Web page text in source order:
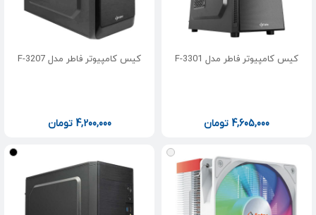
کیس کامپیوتر فاطر مدل F-3301
4,605,000 تومان
کیس کامپیوتر فاطر مدل F-3207
4,200,000 تومان